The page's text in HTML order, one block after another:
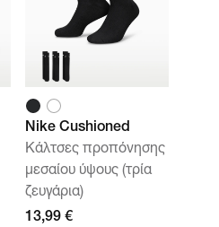
Nike Cushioned
Κάλτσες προπόνησης
μεσαίου ύψους (τρία
ζευγάρια)
13,99 €